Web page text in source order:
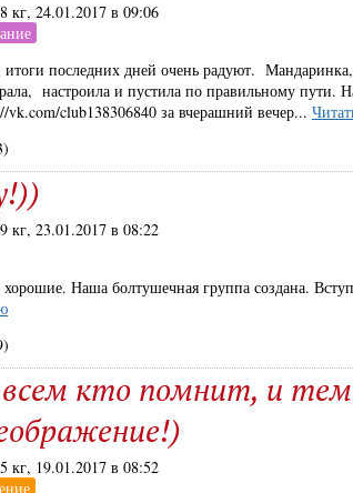
кг, 24.01.2017 в 09:06
последних дней очень радуют.
настроила и пустила по правильному пути.
vk.com/club138306840 за вчерашний вечер...
кг, 23.01.2017 в 08:22
Наша болтушечная группа создана.
кто помнит, и тем
кг, 19.01.2017 в 08:52